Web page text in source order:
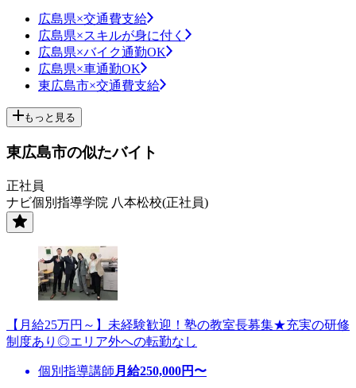
広島県×交通費支給
広島県×スキルが身に付く
広島県×バイク通勤OK
広島県×車通勤OK
東広島市×交通費支給
もっと見る
東広島市の似たバイト
正社員
ナビ個別指導学院 八本松校(正社員)
【月給25万円～】未経験歓迎！塾の教室長募集★充実の研修
制度あり◎エリア外への転勤なし
個別指導講師 月給250,000円〜